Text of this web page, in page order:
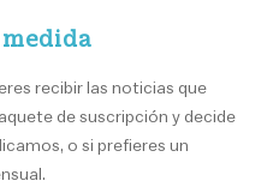
recibir las noticias que
de suscripción y decide
o si prefieres un